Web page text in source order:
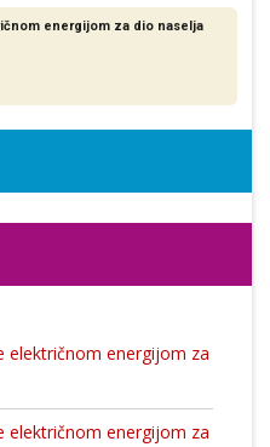
energijom za dio naselja
električnom energijom za
električnom energijom za